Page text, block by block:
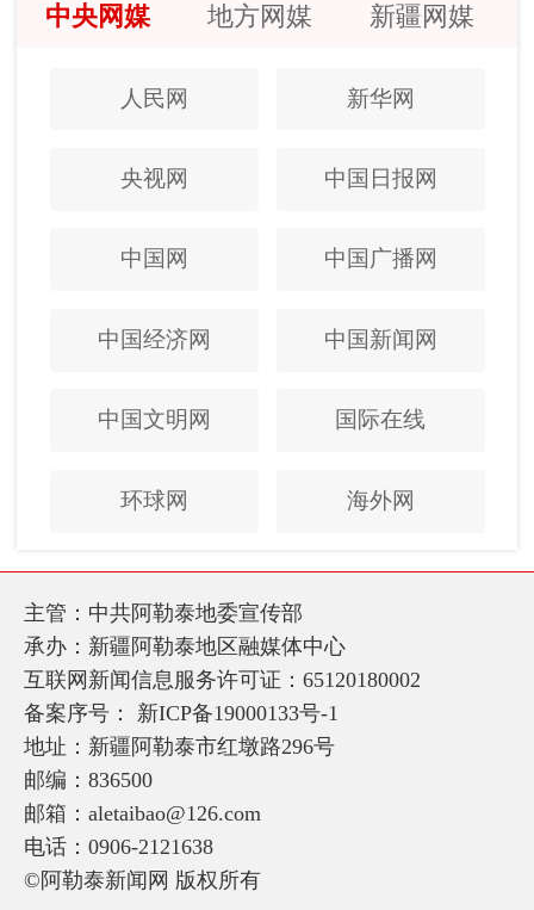
中央网媒 地方网媒 新疆网媒
人民网 新华网
央视网 中国日报网
中国网 中国广播网
中国经济网 中国新闻网
中国文明网 国际在线
环球网 海外网
主管：中共阿勒泰地委宣传部
承办：新疆阿勒泰地区融媒体中心
互联网新闻信息服务许可证：65120180002
备案序号： 新ICP备19000133号-1
地址：新疆阿勒泰市红墩路296号
邮编：836500
邮箱：aletaibao@126.com
电话：0906-2121638
©阿勒泰新闻网 版权所有